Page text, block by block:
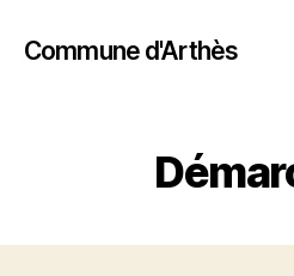
Commune d'Arthès